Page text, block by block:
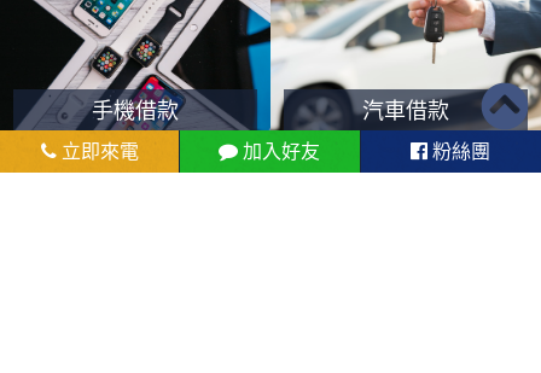
手機借款 汽車借款
立即來電 加入好友 粉絲團